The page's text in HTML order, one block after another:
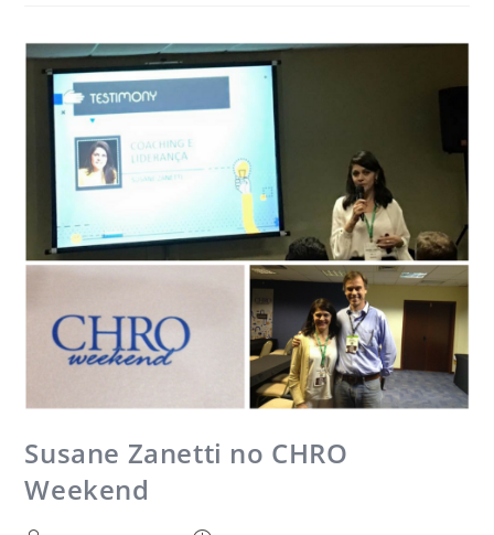
Susane Zanetti no CHRO
Weekend